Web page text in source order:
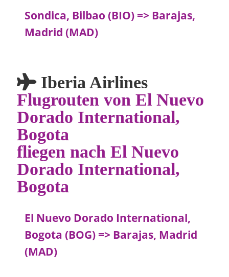
Sondica, Bilbao (BIO) => Barajas,
Madrid (MAD)
Iberia Airlines
Flugrouten von El Nuevo
Dorado International,
Bogota
fliegen nach El Nuevo
Dorado International,
Bogota
El Nuevo Dorado International,
Bogota (BOG) => Barajas, Madrid
(MAD)